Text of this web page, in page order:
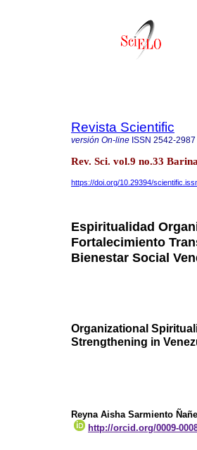
Revista Scientific
versión On-line ISSN 2542-2987
Rev. Sci. vol.9 no.33
https://doi.org/10.29394/
Espiritualidad
Fortalecimiento
Bienestar Social
Organizational
Strengthening in
Reyna Aisha Sarmiento
http://orcid.org/0009-